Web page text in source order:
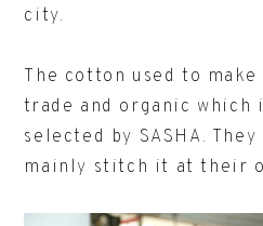
city.
The cotton used to
trade and organic which
selected by SASHA.
mainly stitch it at their